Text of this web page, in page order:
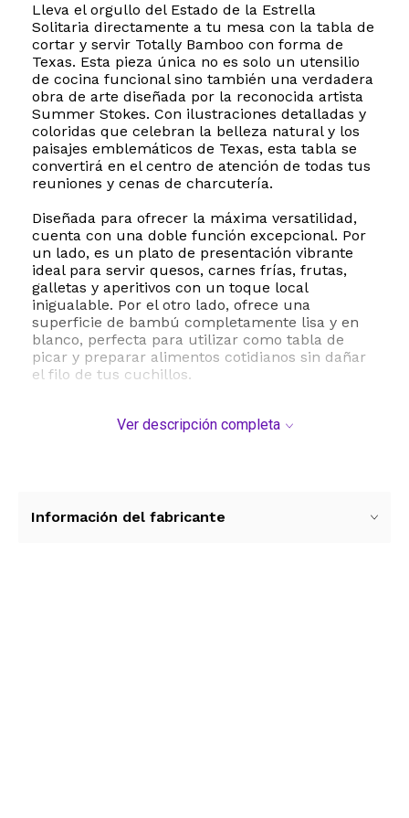
Lleva el orgullo del Estado de la Estrella
Solitaria directamente a tu mesa con la tabla de
cortar y servir Totally Bamboo con forma de
Texas. Esta pieza única no es solo un utensilio
de cocina funcional sino también una verdadera
obra de arte diseñada por la reconocida artista
Summer Stokes. Con ilustraciones detalladas y
coloridas que celebran la belleza natural y los
paisajes emblemáticos de Texas, esta tabla se
convertirá en el centro de atención de todas tus
reuniones y cenas de charcutería.
Diseñada para ofrecer la máxima versatilidad,
cuenta con una doble función excepcional. Por
un lado, es un plato de presentación vibrante
ideal para servir quesos, carnes frías, frutas,
galletas y aperitivos con un toque local
inigualable. Por el otro lado, ofrece una
superficie de bambú completamente lisa y en
blanco, perfecta para utilizar como tabla de
picar y preparar alimentos cotidianos sin dañar
el filo de tus cuchillos.
resistente y naturalmente higiénico, lo que
de tu cocina, comedor o sala de estar como una
Ver descripción completa
Información del fabricante